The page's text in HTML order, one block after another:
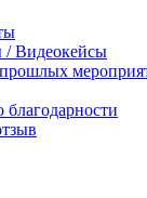
/ Видеокейсы